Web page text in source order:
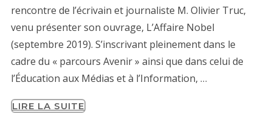
rencontre de l’écrivain et journaliste M. Olivier Truc,
venu présenter son ouvrage, L’Affaire Nobel
(septembre 2019). S’inscrivant pleinement dans le
cadre du « parcours Avenir » ainsi que dans celui de
l’Éducation aux Médias et à l’Information, …
LIRE LA SUITE